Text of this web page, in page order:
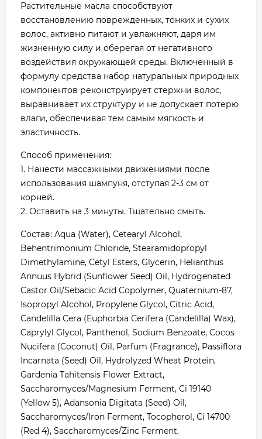
Растительные масла способствуют
восстановлению поврежденных, тонких и сухих
волос, активно питают и увлажняют, даря им
жизненную силу и оберегая от негативного
воздействия окружающей среды. Включенный в
формулу средства набор натуральных природных
компонентов реконструирует стержни волос,
выравнивает их структуру и не допускает потерю
влаги, обеспечивая тем самым мягкость и
эластичность.
Способ применения:
1. Нанести массажными движениями после
использования шампуня, отступая 2-3 см от
корней.
2. Оставить на 3 минуты. Тщательно смыть.
Состав: Aqua (Water), Cetearyl Alcohol,
Behentrimonium Chloride, Stearamidopropyl
Dimethylamine, Cetyl Esters, Glycerin, Helianthus
Annuus Hybrid (Sunflower Seed) Oil, Hydrogenated
Castor Oil/Sebacic Acid Copolymer, Quaternium-87,
Isopropyl Alcohol, Propylene Glycol, Citric Acid,
Candelilla Cera (Euphorbia Cerifera (Candelilla) Wax),
Caprylyl Glycol, Panthenol, Sodium Benzoate, Cocos
Nucifera (Coconut) Oil, Parfum (Fragrance), Passiflora
Incarnata (Seed) Oil, Hydrolyzed Wheat Protein,
Gardenia Tahitensis Flower Extract,
Saccharomyces/Magnesium Ferment, Ci 19140
(Yellow 5), Adansonia Digitata (Seed) Oil,
Saccharomyces/Iron Ferment, Tocopherol, Ci 14700
(Red 4), Saccharomyces/Zinc Ferment,